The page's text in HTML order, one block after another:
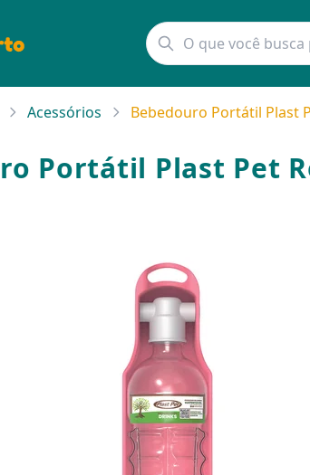
Acessórios Bebedouro Portátil Plast
Portátil Plast Pet